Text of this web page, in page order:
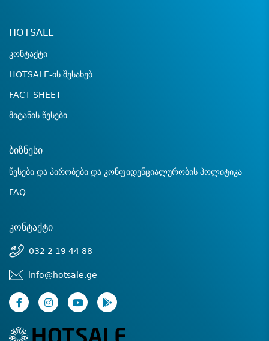
HOTSALE
კონტაქტი
HOTSALE-ის შესახებ
FACT SHEET
მიტანის წესები
ბიზნესი
წესები და პირობები და კონფიდენციალურობის პოლიტიკა
FAQ
კონტაქტი
032 2 19 44 88
info@hotsale.ge